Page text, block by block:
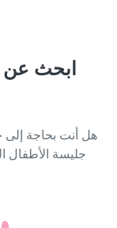
ابحث
هل أنت بحاجة
جليسة الأطفال